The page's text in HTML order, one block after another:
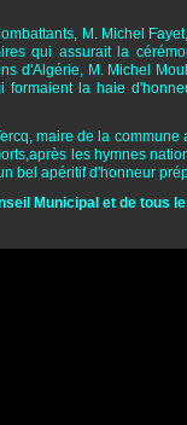
M. Michel
qui assurait la
d'Algérie, M. Michel
formaient la haie
maire de la
les hymnes
bel apéritif d'honneur
Municipal et de tous